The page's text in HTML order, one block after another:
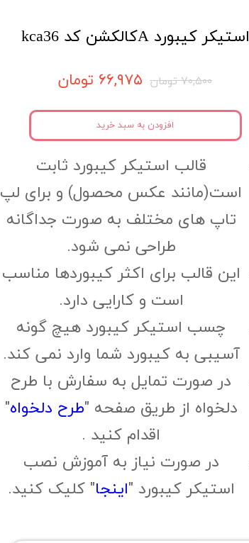
استيكر كيبورد Aکالکشن کد kca36
۷۰,۵۰۰ تومان ۶۶,۹۷۵ تومان
قالب استیکر کیبورد ثابت
است(مانند عکس محصول) و برای لپ
تاپ های مختلف به صورت جداگانه
طراحی نمی شود.
این قالب برای اکثر کیبوردها مناسب
است و کارایی دارد.
چسب استیکر کیبورد هیچ گونه
آسیبی به کیبورد شما وارد نمی کند.
در صورت تمایل به سفارش با طرح
دلخواه از طریق صفحه "طرح دلخواه"
اقدام کنید .
در صورت نیاز به آموزش نصب
استیکر کیبورد "اینجا" کلیک کنید.
افزودن به سبد خرید